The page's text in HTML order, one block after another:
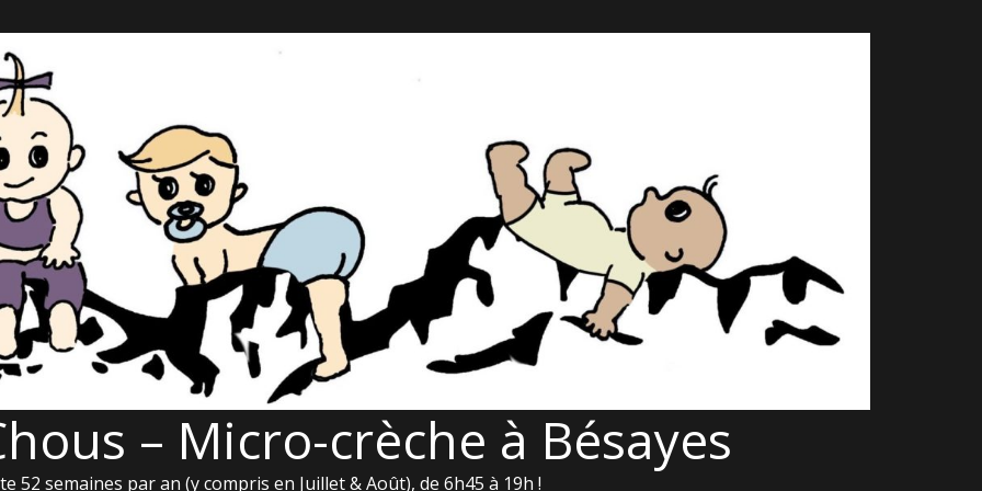
– Micro-crèche à Bésayes
52 semaines par an (y compris en Juillet & Août), de 6h45 à 19h !